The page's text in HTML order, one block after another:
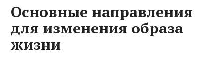
Основные направления
для изменения образа
жизни